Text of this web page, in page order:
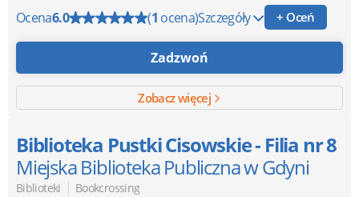
Ocena6.0 (1 ocena)Szczegóły + Oceń
Zadzwoń
Zobacz więcej
Biblioteka Pustki Cisowskie - Filia nr 8
Miejska Biblioteka Publiczna w Gdyni
Biblioteki | Bookcrossing